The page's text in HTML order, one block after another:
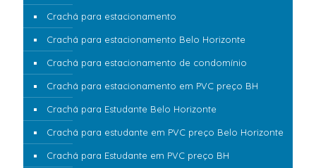
Crachá para estacionamento
Crachá para estacionamento Belo Horizonte
Crachá para estacionamento de condomínio
Crachá para estacionamento em PVC preço BH
Crachá para Estudante Belo Horizonte
Crachá para estudante em PVC preço Belo Horizonte
Crachá para Estudante em PVC preço BH